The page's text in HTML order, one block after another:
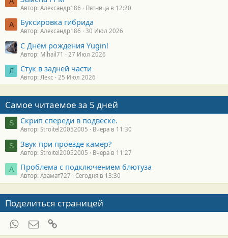
Автор: Александр186 Пятница в 12:20
А Буксировка гибрида
Автор: Александр186 30 Июл 2026
С Днём рождения Yugin!
Автор: Mihail71 27 Июл 2026
Л Стук в задней части
Автор: Лекс 25 Июл 2026
Самое читаемое за 5 дней
S Скрип спереди в подвеске.
Автор: Stroitel20052005 Вчера в 11:30
S Звук при проезде камер?
Автор: Stroitel20052005 Вчера в 11:27
А Проблема с подключением блютуза
Автор: Азамат727 Сегодня в 13:30
Поделиться страницей
WhatsAppЭлектронная почта